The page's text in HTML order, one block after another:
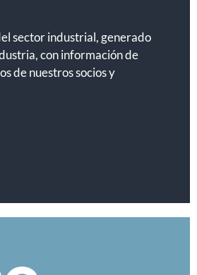
sector industrial, generado
con información de
de nuestros socios y